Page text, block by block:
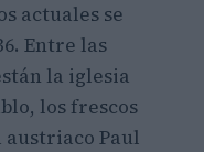
actuales se
Entre las
la iglesia
los frescos
Paul